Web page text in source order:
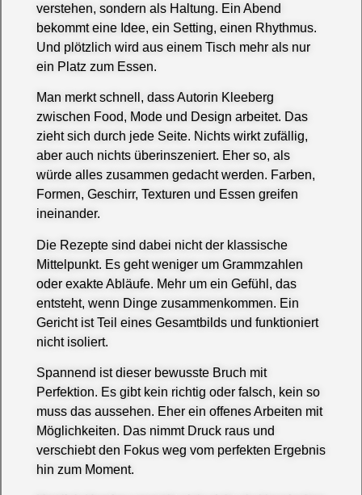
verstehen, sondern als Haltung. Ein Abend
bekommt eine Idee, ein Setting, einen Rhythmus.
Und plötzlich wird aus einem Tisch mehr als nur
ein Platz zum Essen.
Man merkt schnell, dass Autorin Kleeberg
zwischen Food, Mode und Design arbeitet. Das
zieht sich durch jede Seite. Nichts wirkt zufällig,
aber auch nichts überinszeniert. Eher so, als
würde alles zusammen gedacht werden. Farben,
Formen, Geschirr, Texturen und Essen greifen
ineinander.
Die Rezepte sind dabei nicht der klassische
Mittelpunkt. Es geht weniger um Grammzahlen
oder exakte Abläufe. Mehr um ein Gefühl, das
entsteht, wenn Dinge zusammenkommen. Ein
Gericht ist Teil eines Gesamtbilds und funktioniert
nicht isoliert.
Spannend ist dieser bewusste Bruch mit
Perfektion. Es gibt kein richtig oder falsch, kein so
muss das aussehen. Eher ein offenes Arbeiten mit
Möglichkeiten. Das nimmt Druck raus und
verschiebt den Fokus weg vom perfekten Ergebnis
hin zum Moment.